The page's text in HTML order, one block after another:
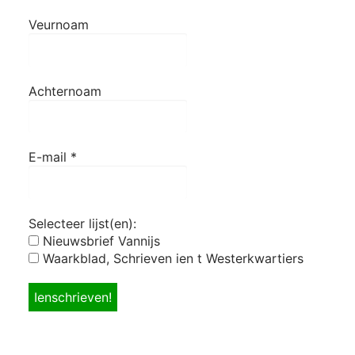
Veurnoam
Achternoam
E-mail *
Selecteer lijst(en):
Nieuwsbrief Vannijs
Waarkblad, Schrieven ien t Westerkwartiers